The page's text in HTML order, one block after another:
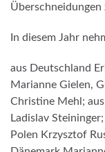
Überschneidungen
In diesem Jahr
aus Deutschland
Marianne Gielen,
Christine Mehl;
Ladislav
Polen Krzysztof